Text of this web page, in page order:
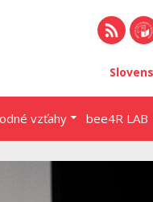
vzťahy bee4R LAB